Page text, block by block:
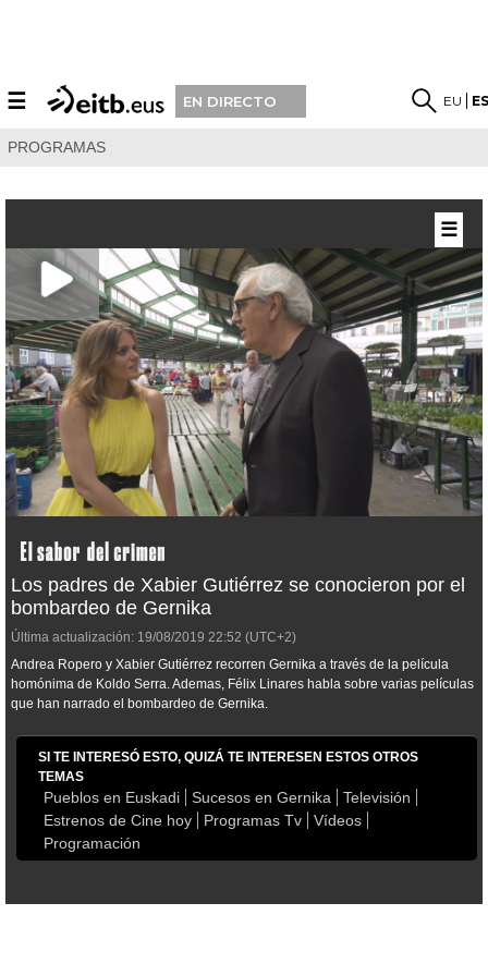
☰ EN DIRECTO EU
PROGRAMAS
Los padres de Xabier Gutiérrez se conocieron por el
bombardeo de Gernika
Última actualización: 19/08/2019 22:52 (UTC+2)
Andrea Ropero y Xabier Gutiérrez recorren Gernika a través de la película
homónima de Koldo Serra. Ademas, Félix Linares habla sobre varias películas
que han narrado el bombardeo de Gernika.
SI TE INTERESÓ ESTO, QUIZÁ TE INTERESEN ESTOS OTROS
TEMAS
Pueblos en Euskadi Sucesos en Gernika
Televisión
Estrenos de Cine hoy
Programas Tv
Vídeos
Programación
☰